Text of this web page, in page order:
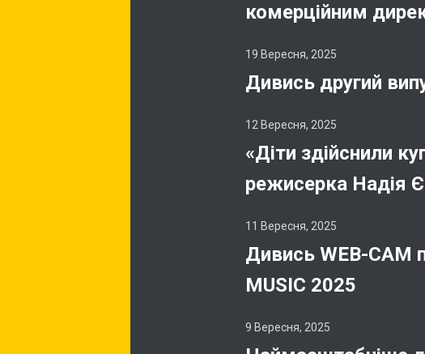
комерційним
19 Вересня, 2025
Дивись другий
12 Вересня, 2025
«Діти здійснили
режисерка Надія
11 Вересня, 2025
Дивись WEB-CAM
MUSIC 2025
9 Вересня, 2025